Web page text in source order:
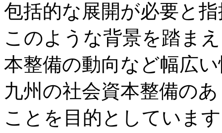
包括的な展開が必要と
このような背景を踏ま
本整備の動向など幅広
九州の社会資本整備の
ことを目的としていま